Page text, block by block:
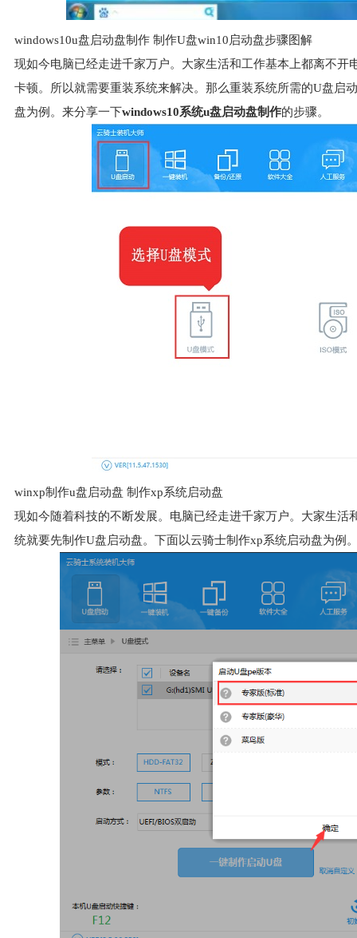
windows10u盘启动盘制作 制作U盘win10启动盘步骤图解
现如今电脑已经走进千家万户。大家生活和工作基本上都离不
卡顿。所以就需要重装系统来解决。那么重装系统所需的U盘启
盘为例。来分享一下windows10系统u盘启动盘制作的步骤。
winxp制作u盘启动盘 制作xp系统启动盘
现如今随着科技的不断发展。电脑已经走进千家万户。大家生
统就要先制作U盘启动盘。下面以云骑士制作xp系统启动盘为例